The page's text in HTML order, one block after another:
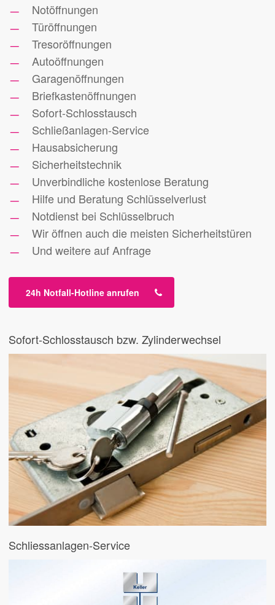
Notöffnungen
Türöffnungen
Tresoröffnungen
Autoöffnungen
Garagenöffnungen
Briefkastenöffnungen
Sofort-Schlosstausch
Schließanlagen-Service
Hausabsicherung
Sicherheitstechnik
Unverbindliche kostenlose Beratung
Hilfe und Beratung Schlüsselverlust
Notdienst bei Schlüsselbruch
Wir öffnen auch die meisten Sicherheitstüren
Und weitere auf Anfrage
24h Notfall-Hotline anrufen
Sofort-Schlosstausch bzw. Zylinderwechsel
Schliessanlagen-Service